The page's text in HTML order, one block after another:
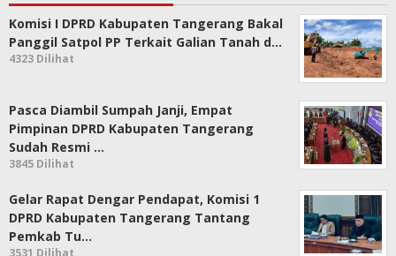
Komisi I DPRD Kabupaten Tangerang Bakal
Panggil Satpol PP Terkait Galian Tanah d…
4323 Dilihat
Pasca Diambil Sumpah Janji, Empat
Pimpinan DPRD Kabupaten Tangerang
Sudah Resmi …
3845 Dilihat
Gelar Rapat Dengar Pendapat, Komisi 1
DPRD Kabupaten Tangerang Tantang
Pemkab Tu…